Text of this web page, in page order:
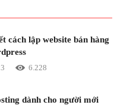
cách lập website bán hàng
6.228
dành cho người mới